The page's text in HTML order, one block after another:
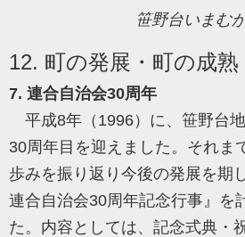
笹野台いまむ
12. 町の発展・町の成
7. 連合自治会30周年
平成8年（1996）に、笹野台
30周年目を迎えました。それま
歩みを振り返り今後の発展を期
連合自治会30周年記念行事』を
た。内容としては、記念式典・